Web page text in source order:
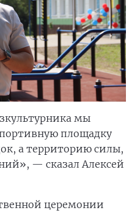
мы
площадку
а территорию силы,
— сказал Алексей
церемонии